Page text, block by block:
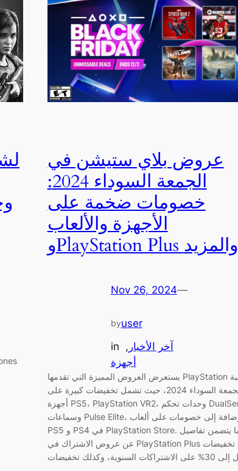
عروض بلاي ستيشن في
الجمعة السوداء 2024:
خصومات ضخمة على
الأجهزة والألعاب
وPlayStation Plus والمزيد
Nov 26, 2024—
byuser
in
آخر الأخبار ,
أجهزة
يستعرض العروض المميزة التي تقدمها PlayStation بمناسبة
الجمعة السوداء 2024، حيث تشمل تخفيضات كبيرة على
أجهزة PS5، PlayStation VR2، وحدات تحكم DualSense،
وسماعات Pulse Elite، بالإضافة إلى خصومات على ألعاب
PS5 و PS4 في PlayStation Store. كما يتضمن تفاصيل
عن عروض الاشتراك في PlayStation Plus مع تخفيضات